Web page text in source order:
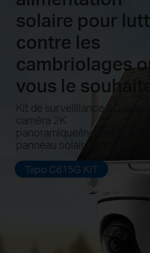
solaire pour
contre les
cambriolages
vous le
Kit de surveilllance 4G avec
caméra 2K
panoramique/inclinable +
panneau solaire
Tapo C615G KIT